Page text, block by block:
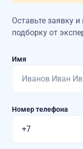
Оставьте заявку
подборку от
Имя
Номер телефона